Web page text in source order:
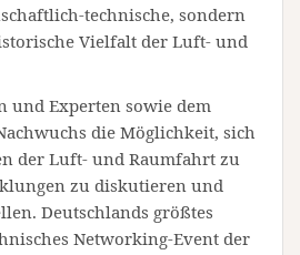
technische, sondern
Vielfalt der Luft- und
und Experten sowie dem
die Möglichkeit, sich
der Luft- und Raumfahrt zu
zu diskutieren und
Deutschlands größtes
Networking-Event der